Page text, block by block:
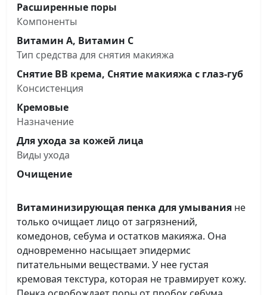
Расширенные поры
Компоненты
Витамин А, Витамин C
Тип средства для снятия макияжа
Снятие BB крема, Снятие макияжа с глаз-губ
Консистенция
Кремовые
Назначение
Для ухода за кожей лица
Виды ухода
Очищение
Витаминизирующая пенка для умывания не
только очищает лицо от загрязнений,
комедонов, себума и остатков макияжа. Она
одновременно насыщает эпидермис
питательными веществами. У нее густая
кремовая текстура, которая не травмирует кожу.